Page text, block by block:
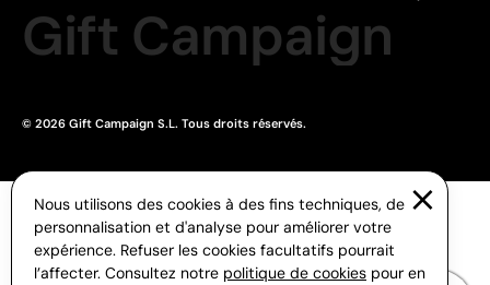
Gift Campaign
© 2026 Gift Campaign S.L. Tous droits réservés.
Nous utilisons des cookies à des fins techniques, de
personnalisation et d'analyse pour améliorer votre
expérience. Refuser les cookies facultatifs pourrait
l’affecter. Consultez notre politique de cookies pour en